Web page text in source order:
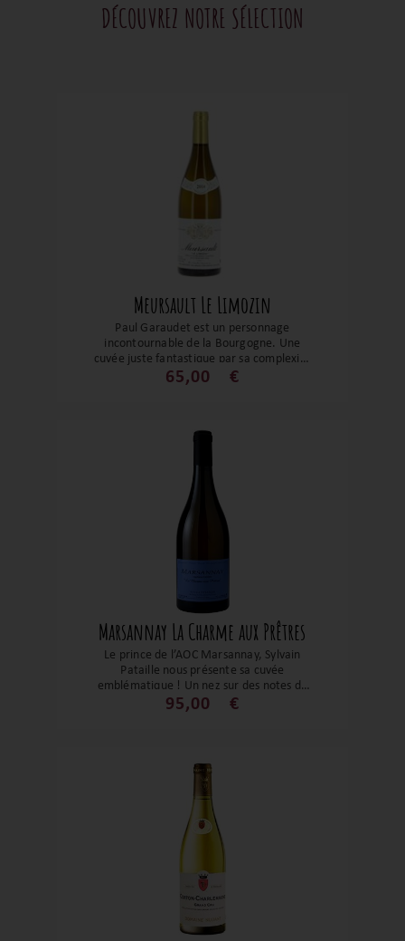
DÉCOUVREZ NOTRE SÉLECTION
Meursault Le Limozin
Paul Garaudet est un personnage
incontournable de la Bourgogne. Une
cuvée juste fantastique par sa complexité
et sa finesse. C'est un grand vin qui
minérales. Un vin plaisir et de bonne
65,00 €
Marsannay La Charme aux Prêtres
Le prince de l’AOC Marsannay, Sylvain
Pataille nous présente sa cuvée
emblématique ! Un nez sur des notes de
miel, une belle minéralité, un beau jus sur
!
95,00 €